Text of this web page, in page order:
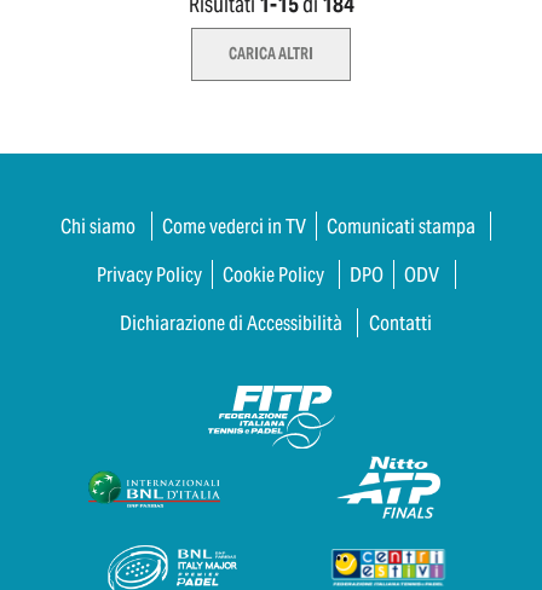
CARICA ALTRI
Chi siamo Come vederci in TV
Comunicati stampa
Privacy Policy
Cookie Policy DPO
ODV
Dichiarazione di Accessibilità
Contatti